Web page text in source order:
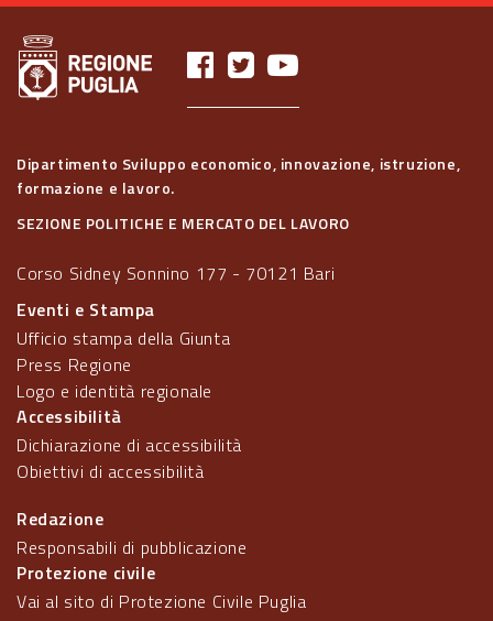
Dipartimento Sviluppo economico, innovazione, istruzione,
formazione e lavoro.
SEZIONE POLITICHE E MERCATO DEL LAVORO
Corso Sidney Sonnino 177 - 70121 Bari
Eventi e Stampa
Ufficio stampa della Giunta
Press Regione
Logo e identità regionale
Accessibilità
Dichiarazione di accessibilità
Obiettivi di accessibilità
Redazione
Responsabili di pubblicazione
Protezione civile
Vai al sito di Protezione Civile Puglia